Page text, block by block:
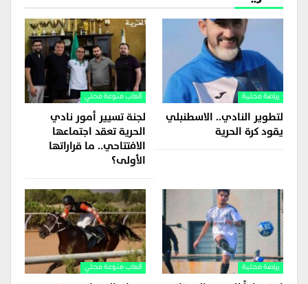
رياضة محلية
لتطوير النادي.. الاسطنبلي
يقود كرة الحرية
ألعاب منوعة محلي
لجنة تسيير أمور نادي
الحرية تعقد اجتماعها
الافتتاحي.. ما قراراتها
الأولى؟
رياضة محلية ألعاب منوعة محلي